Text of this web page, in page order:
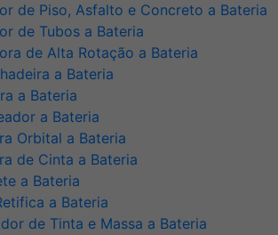
de Piso, Asfalto e Concreto a Bateria
de Tubos a Bateria
de Alta Rotação a Bateria
a Bateria
a Bateria
a Bateria
Orbital a Bateria
de Cinta a Bateria
a Bateria
a Bateria
de Tinta e Massa a Bateria